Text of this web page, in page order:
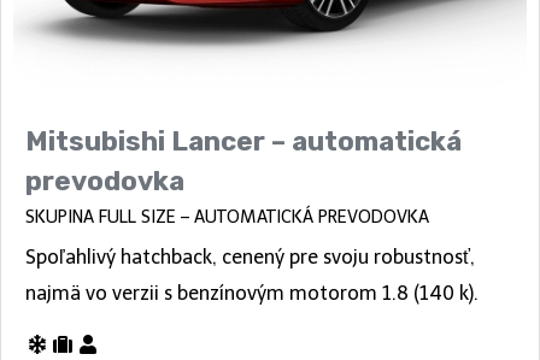
Mitsubishi Lancer – automatická
prevodovka
SKUPINA FULL SIZE – AUTOMATICKÁ PREVODOVKA
Spoľahlivý hatchback, cenený pre svoju robustnosť,
najmä vo verzii s benzínovým motorom 1.8 (140 k).